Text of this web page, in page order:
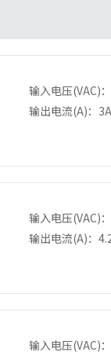
输入电压(VAC)
输出电流(A)：
输入电压(VAC)
输出电流(A)：
输入电压(VAC)